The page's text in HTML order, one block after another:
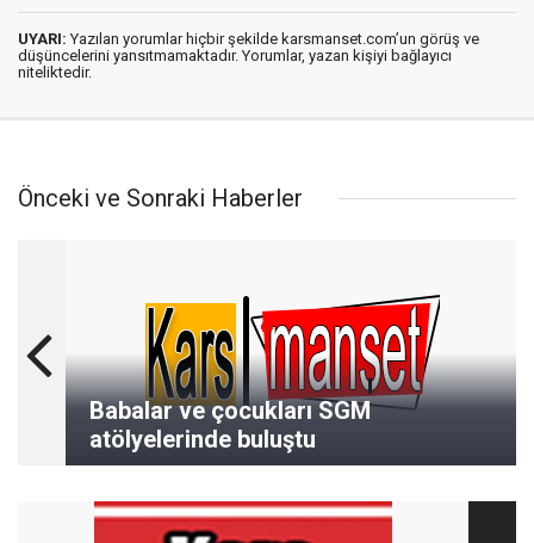
UYARI: Yazılan yorumlar hiçbir şekilde karsmanset.com’un görüş ve
düşüncelerini yansıtmamaktadır. Yorumlar, yazan kişiyi bağlayıcı
niteliktedir.
Önceki ve Sonraki Haberler
Babalar ve çocukları SGM
atölyelerinde buluştu